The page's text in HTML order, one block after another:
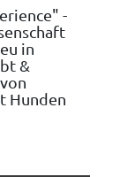
-
in
&
Hunden